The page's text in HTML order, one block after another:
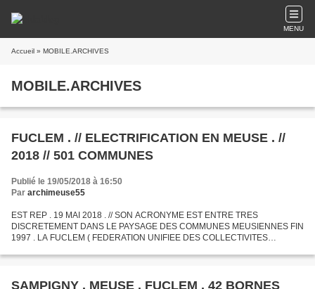
MENU
Accueil » MOBILE.ARCHIVES
MOBILE.ARCHIVES
FUCLEM . // ELECTRIFICATION EN MEUSE . //
2018 // 501 COMMUNES
Publié le 19/05/2018 à 16:50
Par archimeuse55
EST REP . 19 MAI 2018 . // SON ACRONYME EST ENTRE TRES
DISCRETEMENT DANS LE PAYSAGE DES COMMUNES MEUSIENNES FIN
1997 . LA FUCLEM ( FEDERATION UNIFIEE DES COLLECTIVITES
NATURELLEMENT MONTEE EN INTENSITE...
SAMPIGNY . MEUSE . FUCLEM . 42 BORNES